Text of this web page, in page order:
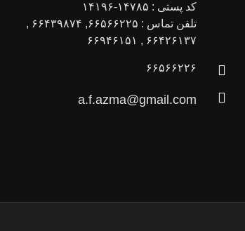
کد پستی : ۱۴۷۸۵-۱۴۱۹۶
تلفن تماس : ۶۶۵۶۶۲۲۵, ۶۶۴۳۹۸۷۴ ,
۶۶۴۲۶۱۳۷ , ۶۶۹۴۶۱۵۱
۶۶۵۶۶۲۲۶
a.f.azma@gmail.com